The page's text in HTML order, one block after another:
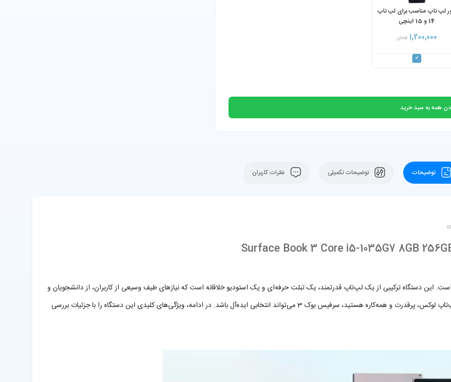
لپ تاپ مناسب برای لپ تاپ
14 و 15 اینچی
1,200,000 تومان
همه به سبد خرید
توضیحات توضیحات تکمیلی نظرات کاربران
و کارایی را جابه‌جا کرده است. این دستگاه ترکیبی از یک لپ‌تاپ قدرتمند، یک تبلت حرفه‌ای و یک استودیو خلاقانه است که نیازهای طیف وسیعی از کاربران، از دانشجویان و
مدیران تا طراحان و تولیدکنندگان محتوا را برآورده می‌کند. اگر به دنبال یک لپ‌تاپ لوکس، پرقدرت و همه‌کاره هستید، سرفیس بوک 3 می‌تواند انتخابی ایده‌آل باشد. در ادامه، ویژگی‌های کلیدی این دستگاه را با جزئیات بررسی